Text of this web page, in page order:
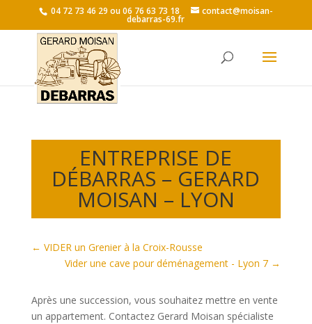
04 72 73 46 29 ou 06 76 63 73 18 contact@moisan-
debarras-69.fr
ENTREPRISE DE
DÉBARRAS – GERARD
MOISAN – LYON
← VIDER un Grenier à la Croix-Rousse
Vider une cave pour déménagement - Lyon 7 →
Après une succession, vous souhaitez mettre en vente
un appartement. Contactez Gerard Moisan spécialiste